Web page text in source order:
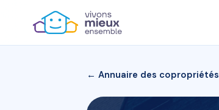
← Annuaire des copropriétés